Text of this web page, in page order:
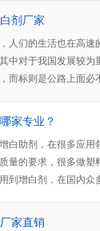
好！
剂厂家
人们的生活也在高速
中对于我国发展较为
而标则是公路上面必
家专业？
白助剂，在很多应用
量的要求，很多做塑
到增白剂，在国内众
的标准。
家直销